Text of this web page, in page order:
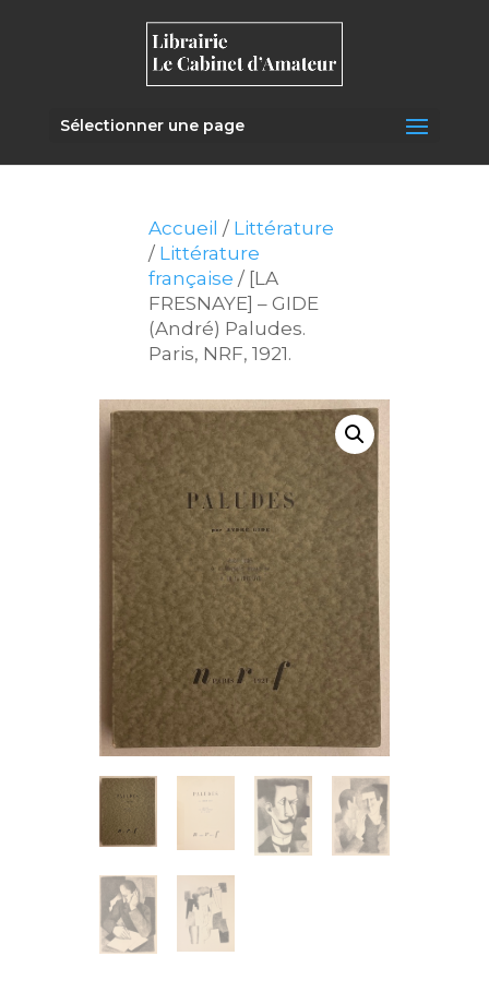
Sélectionner une page
Accueil / Littérature
/ Littérature
française / [LA
FRESNAYE] – GIDE
(André) Paludes.
Paris, NRF, 1921.